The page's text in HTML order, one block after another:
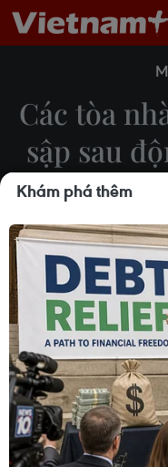
Các tòa
sập sau
ở
02/
Trận động đất có
gây ra sóng thần
nhiều nhà cửa và
Khám phá thêm